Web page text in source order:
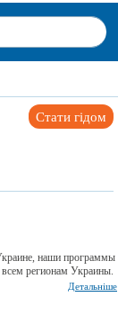
Стати гідом
наши программы
регионам Украины.
Детальніше